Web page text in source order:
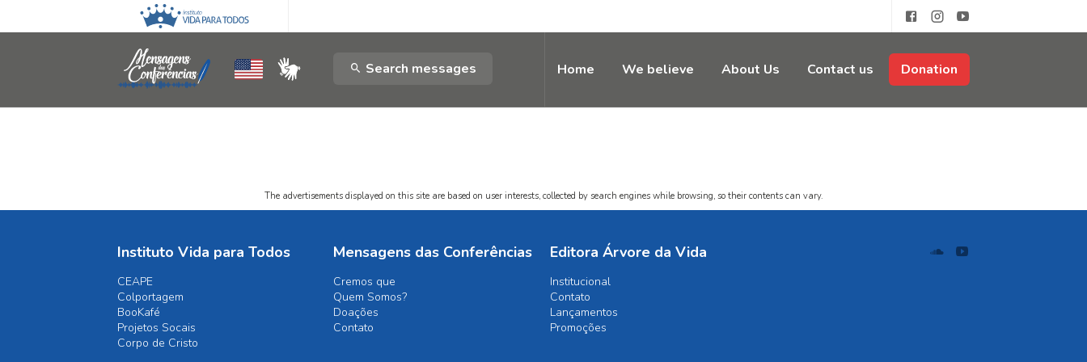
Search messages Home We believe About Us Contact us Donation
The advertisements displayed on this site are based on user interests, collected by search engines while browsing, so their contents can vary.
Instituto Vida para Todos
CEAPE
Colportagem
BooKafé
Projetos Socais
Corpo de Cristo
Mensagens das Conferências
Cremos que
Quem Somos?
Doações
Contato
Editora Árvore da Vida
Institucional
Contato
Lançamentos
Promoções